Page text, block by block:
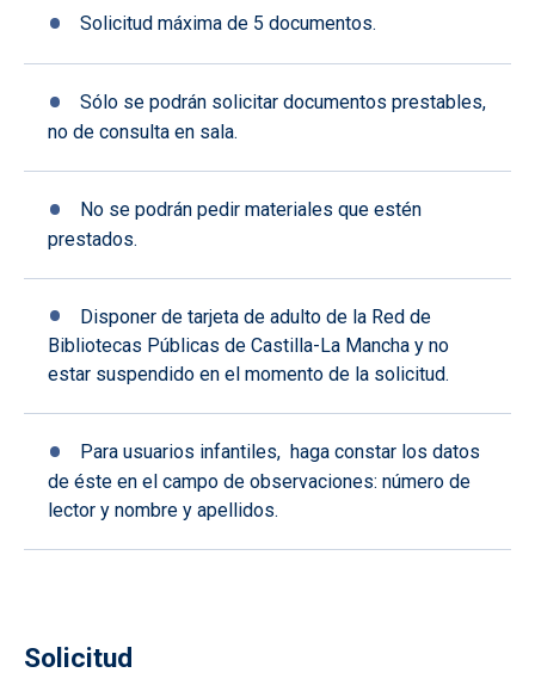
Solicitud máxima de 5 documentos.
Sólo se podrán solicitar documentos prestables,
no de consulta en sala.
No se podrán pedir materiales que estén
prestados.
Disponer de tarjeta de adulto de la Red de
Bibliotecas Públicas de Castilla-La Mancha y no
estar suspendido en el momento de la solicitud.
Para usuarios infantiles, haga constar los datos
de éste en el campo de observaciones: número de
lector y nombre y apellidos.
Solicitud